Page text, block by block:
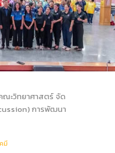
ณะวิทยาศาสตร์ จัด
การพัฒนา
มี